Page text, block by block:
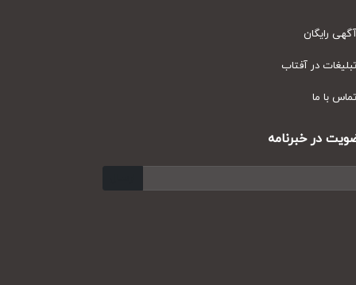
رایگان
در آفتاب
با ما
در خبرنامه